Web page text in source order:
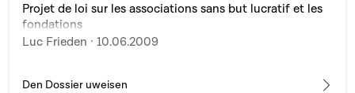
Projet de loi sur les associations sans but lucratif et les
fondations
Luc Frieden · 10.06.2009
Den Dossier uweisen